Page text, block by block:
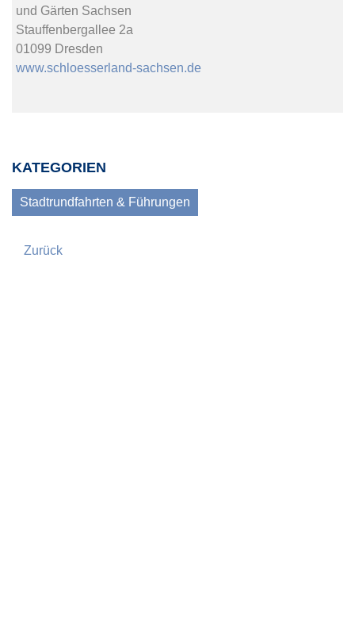
und Gärten Sachsen
Stauffenbergallee 2a
01099 Dresden
www.schloesserland-sachsen.de
KATEGORIEN
Stadtrundfahrten & Führungen
Zurück